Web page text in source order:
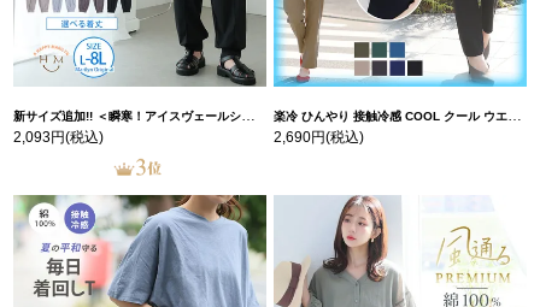
新サイズ追加!! ＜瞬寒！アイスヴェールシリーズ＞ 美脚 ジョガーパンツ 【ウェストゴム】 【ストレッチ】 | 大きいサイズの通販ならハッピーマリリン
2,093円(税込)
楽冷 ひんやり 接触冷感 COOL クール ウエストゴム 楽ちん ストレッチ 美脚 レギパン 【ストレッチ】 | 大きいサイズの通販ならハッピーマリリン
2,690円(税込)